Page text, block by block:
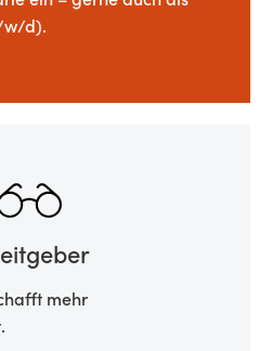
w/d).
mehr